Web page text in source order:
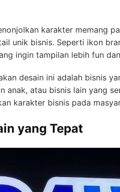
karakter memang
unik bisnis. Seperti ikon
ingin tampilan lebih fun
desain ini adalah bisnis
anak, atau bisnis lain yang
karakter bisnis pada
yang Tepat